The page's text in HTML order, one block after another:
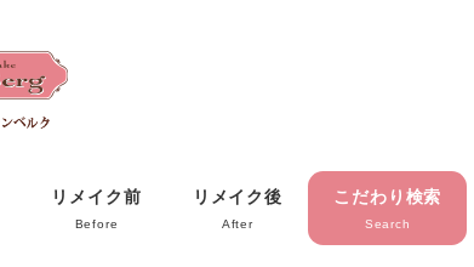
リメイク前
Before
リメイク後
After
こだわり検索
Search